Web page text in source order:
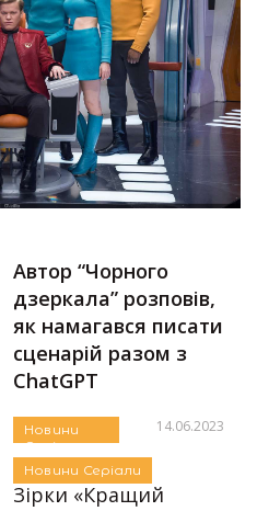
Новини
Серіали
Автор “Чорного
дзеркала” розповів,
як намагався писати
сценарій разом з
ChatGPT
14.06.2023
Новини Серіали
Зірки «Кращий